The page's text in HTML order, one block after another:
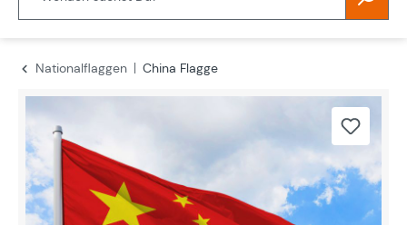
Nationalflaggen
China Flagge
Bildergalerie überspringen